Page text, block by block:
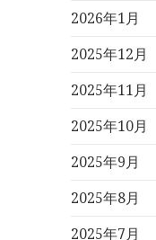
2026年1月
2025年12月
2025年11月
2025年10月
2025年9月
2025年8月
2025年7月